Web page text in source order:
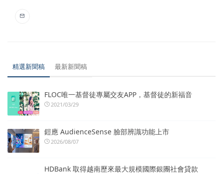
精選新聞稿 最新新聞稿
FLOC唯一基督徒專屬交友APP，基督徒的新福音
2021/03/29
鎧應 AudienceSense 臉部辨識功能上市
2026/08/07
HDBank 取得越南歷來最大規模國際銀團社會貸款